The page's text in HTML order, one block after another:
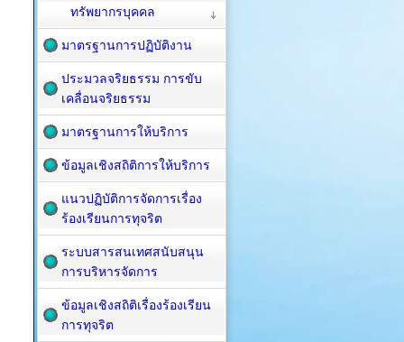
ทรัพยากรบุคคล
มาตรฐานการปฏิบัติงาน
ประมวลจริยธรรม การขับ
เคลื่อนจริยธรรม
มาตรฐานการให้บริการ
ข้อมูลเชิงสถิติการให้บริการ
แนวปฏิบัติการจัดการเรื่อง
ร้องเรียนการทุจริต
ระบบสารสนเทศสนับสนุน
การบริหารจัดการ
ข้อมูลเชิงสถิติเรื่องร้องเรียน
การทุจริต